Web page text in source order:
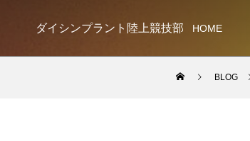
ダイシンプラント陸上競技部 HOME
BLOG